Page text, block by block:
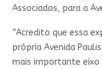
Associados, para a
“Acredito que essa
própria Avenida
mais importante eixo